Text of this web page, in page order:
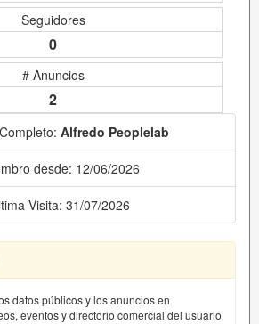
Seguidores
0
# Anuncios
2
Alfredo Peoplelab
desde: 12/06/2026
Visita: 31/07/2026
datos públicos y los anuncios en
eventos y directorio comercial del usuario